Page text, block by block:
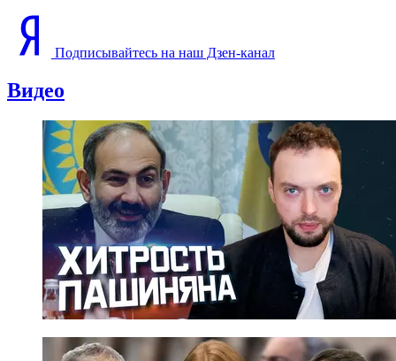
Подписывайтесь на наш Дзен-канал
Видео